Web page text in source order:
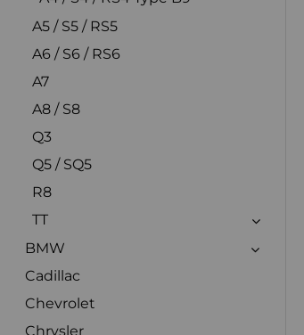
A5 / S5 / RS5
A6 / S6 / RS6
A7
A8 / S8
Q3
Q5 / SQ5
R8
TT
BMW
Cadillac
Chevrolet
Chrysler